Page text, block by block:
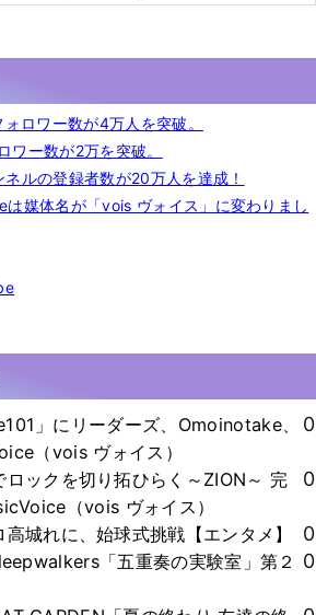
ワー数が4万人を突破。
ー数が2万を突破。
ルの登録者数が20万人を達成！
媒体名が「vois ヴォイス」に変わりまし
」にリーダーズ、Omoinotake、
（vois ヴォイス）
0
ロックを切り拓ひらく～ZION～ 完
（vois ヴォイス）
0
高城れに、始球式挑戦【エンタメ】
0
「五重奏の実験室」第２ 0